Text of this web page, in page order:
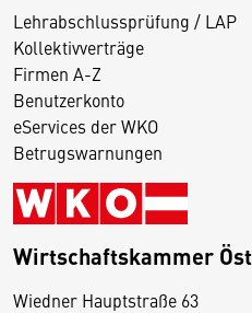
Lehrabschlussprüfung / LAP
Kollektivverträge
Firmen A-Z
Benutzerkonto
eServices der WKO
Betrugswarnungen
Wirtschaftskammer
Wiedner Hauptstraße 63
D